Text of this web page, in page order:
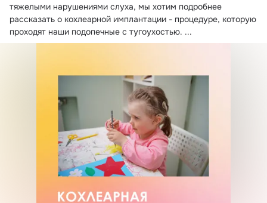
тяжелыми нарушениями слуха, мы хотим подробнее
рассказать о кохлеарной имплантации - процедуре, которую
проходят наши подопечные с тугоухостью. ...